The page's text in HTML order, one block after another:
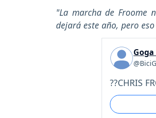
"La marcha de Froome
dejará este año, pero
??CHRIS